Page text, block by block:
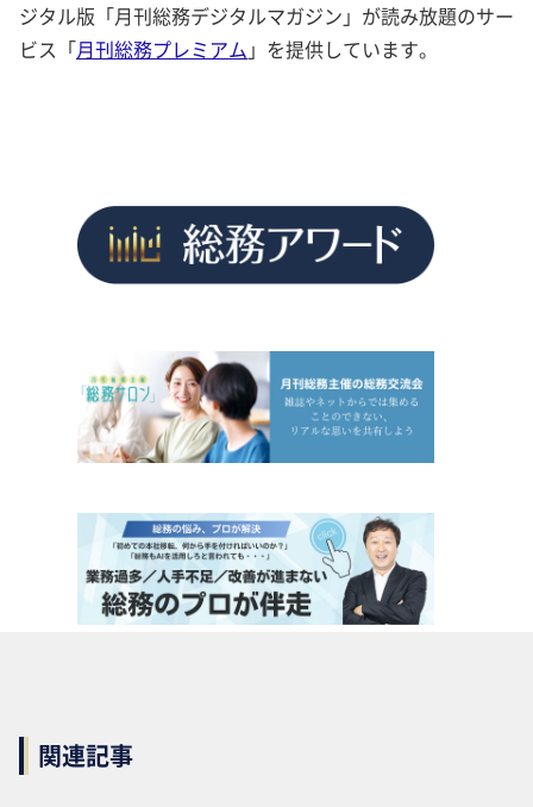
ジタル版「月刊総務デジタルマガジン」が読み放題のサー
ビス「月刊総務プレミアム 」を提供しています。
関連記事